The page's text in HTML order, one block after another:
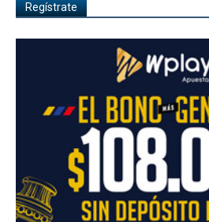
Regístrate